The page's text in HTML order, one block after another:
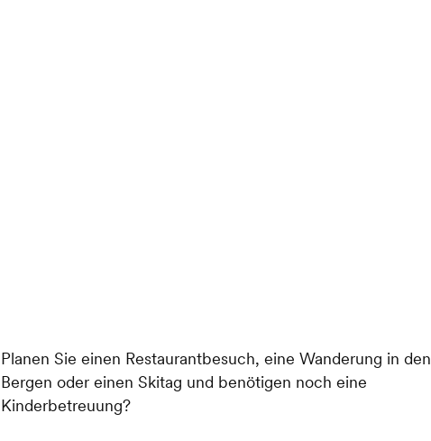
Planen Sie einen Restaurantbesuch, eine Wanderung in den
Bergen oder einen Skitag und benötigen noch eine
Kinderbetreuung?